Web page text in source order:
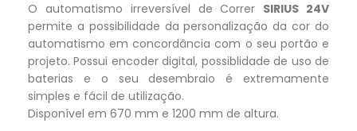
O automatismo irreversível de Correr SIRIUS 24V
permite a possibilidade da personalização da cor do
automatismo em concordância com o seu portão e
projeto. Possui encoder digital, possiblidade de uso de
baterias e o seu desembraio é extremamente
simples e fácil de utilização.
Disponível em 670 mm e 1200 mm de altura.